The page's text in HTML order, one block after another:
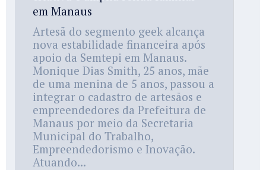
em Manaus
Artesã do segmento geek alcança
nova estabilidade financeira após
apoio da Semtepi em Manaus.
Monique Dias Smith, 25 anos, mãe
de uma menina de 5 anos, passou a
integrar o cadastro de artesãos e
empreendedores da Prefeitura de
Manaus por meio da Secretaria
Municipal do Trabalho,
Empreendedorismo e Inovação.
Atuando...